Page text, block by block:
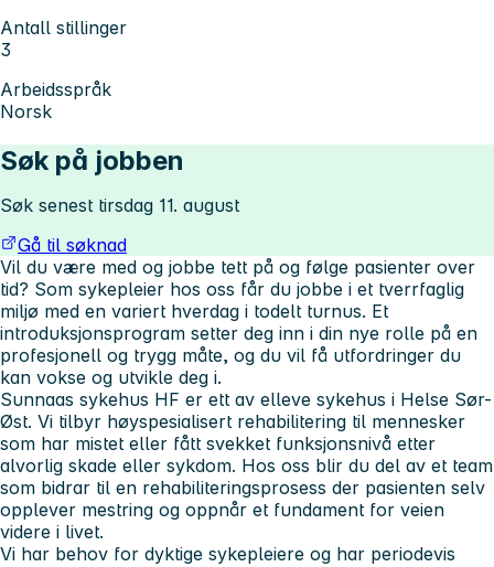
Antall stillinger
3
Arbeidsspråk
Norsk
Søk på jobben
Søk senest tirsdag 11. august
Gå til søknad
Vil du være med og jobbe tett på og følge pasienter over
tid? Som sykepleier hos oss får du jobbe i et tverrfaglig
miljø med en variert hverdag i todelt turnus. Et
introduksjonsprogram setter deg inn i din nye rolle på en
profesjonell og trygg måte, og du vil få utfordringer du
kan vokse og utvikle deg i.
Sunnaas sykehus HF er ett av elleve sykehus i Helse Sør-
Øst. Vi tilbyr høyspesialisert rehabilitering til mennesker
som har mistet eller fått svekket funksjonsnivå etter
alvorlig skade eller sykdom. Hos oss blir du del av et team
som bidrar til en rehabiliteringsprosess der pasienten selv
opplever mestring og oppnår et fundament for veien
videre i livet.
Vi har behov for dyktige sykepleiere og har periodevis